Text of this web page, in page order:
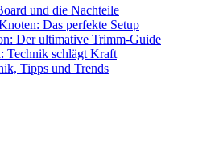
und die Nachteile
Das perfekte Setup
Der ultimative Trimm-Guide
Technik schlägt Kraft
Tipps und Trends